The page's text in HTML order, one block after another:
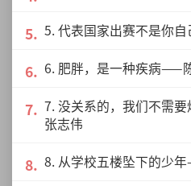
5. 代表国家出赛不是你
6. 肥胖，是一种疾病——
7. 没关系的，我们不需
张志伟
8. 从学校五楼坠下的少